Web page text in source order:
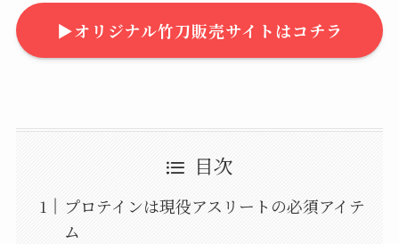
▶︎オリジナル竹刀販売サイトはコチラ
目次
プロテインは現役アスリートの必須アイテ
ム